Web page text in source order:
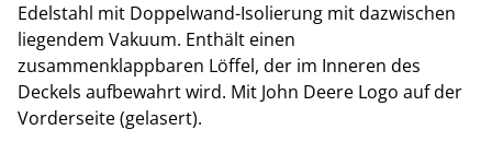
Edelstahl mit Doppelwand-Isolierung mit dazwischen
liegendem Vakuum. Enthält einen
zusammenklappbaren Löffel, der im Inneren des
Deckels aufbewahrt wird. Mit John Deere Logo auf der
Vorderseite (gelasert).